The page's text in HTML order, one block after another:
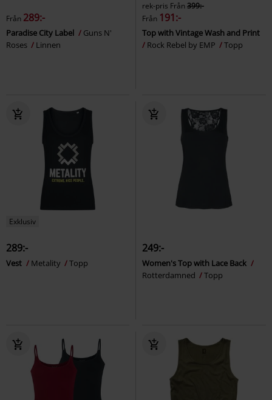
Från 289:-
Paradise City Label
Guns N'
Roses
Linnen
rek-pris Från399:-
Från 191:-
Top with Vintage Wash and Print
Rock Rebel by EMP
Topp
Exklusiv
289:-
Vest Metality Topp
249:-
Women's Top with Lace Back
Rotterdamned
Topp